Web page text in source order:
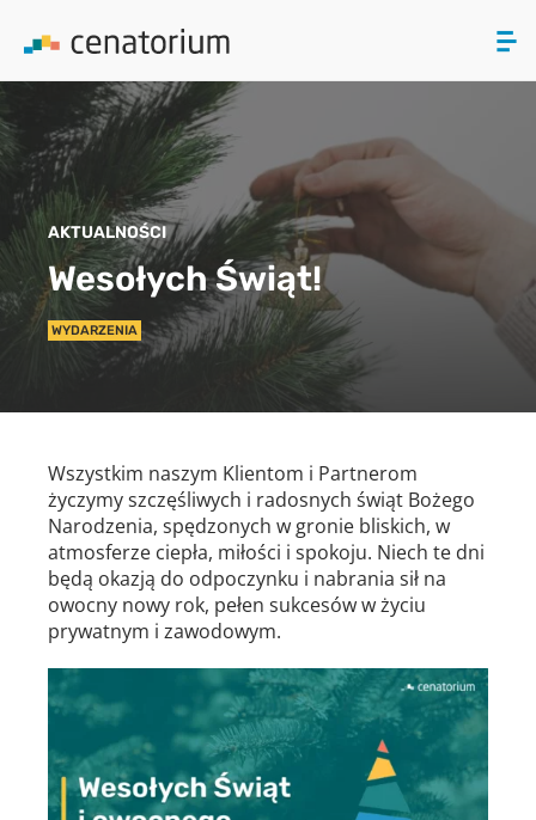
PRODUKTY
O NAS
AKTUALNOŚCI
KONTAKT
AKTUALNOŚCI
Wesołych Świąt!
WYDARZENIA
Wszystkim naszym Klientom i Partnerom
życzymy szczęśliwych i radosnych świąt Bożego
Narodzenia, spędzonych w gronie bliskich, w
atmosferze ciepła, miłości i spokoju. Niech te dni
będą okazją do odpoczynku i nabrania sił na
owocny nowy rok, pełen sukcesów w życiu
prywatnym i zawodowym.
ZAMKNIJ